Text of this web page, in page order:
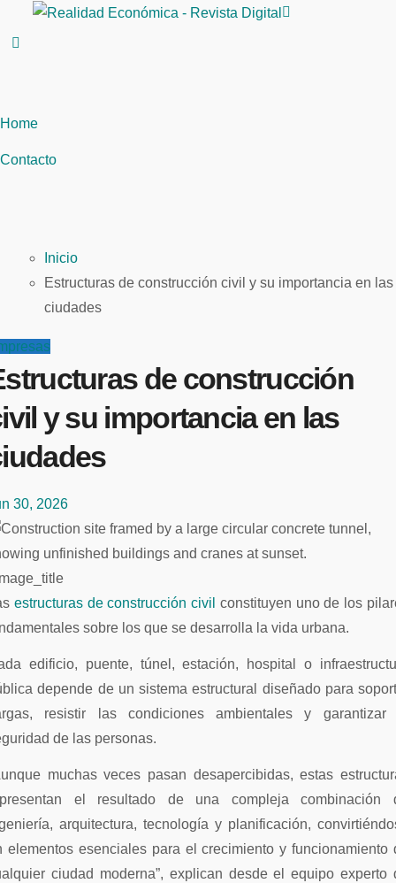
Saltar
Home
Contacto
Inicio
Estructuras de construcción civil y su importancia en las
ciudades
de construcción
y su importancia en las
30, 2026
estructuras de construcción civil constituyen uno de los
sobre los que se desarrolla la vida urbana.
edificio, puente, túnel, estación, hospital o
depende de un sistema estructural diseñado para
resistir las condiciones ambientales y garantizar
de las personas.
muchas veces pasan desapercibidas, estas
el resultado de una compleja combinación
arquitectura, tecnología y planificación,
elementos esenciales para el crecimiento y funcionamiento
ciudad moderna”, explican desde el equipo experto